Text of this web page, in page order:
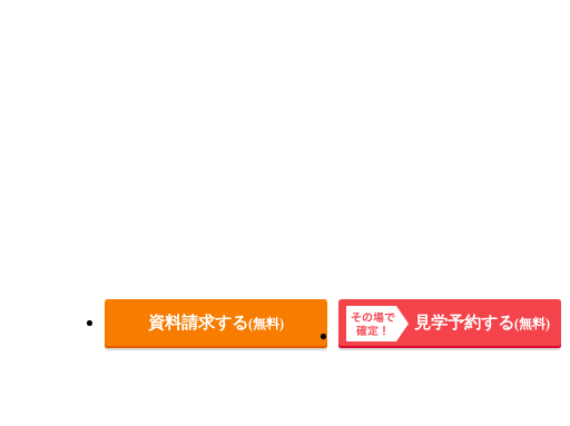
資料請求する(無料)
その場
見学予約する(無料)